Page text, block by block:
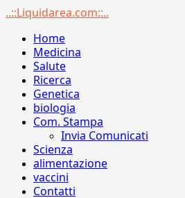
Menu
..::Liquidarea.com::..
Home
Medicina
Salute
Ricerca
Genetica
biologia
Com. Stampa
Invia Comunicati
Scienza
alimentazione
vaccini
Contatti